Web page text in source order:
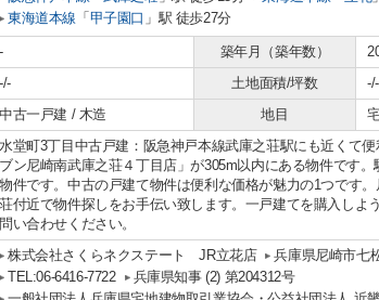
東海道本線 「 甲子園口 」駅 徒歩27分
- 築年月（築年数）
-/- 土地面積/坪数
-/-
中古一戸建 / 木造 地目
水堂町3丁目中古戸建：阪急神戸本線武庫之荘駅にも近くて
ブン尼崎南武庫之荘４丁目店」が305m以内にある物件です
物件です。中古の戸建て物件は便利な価格が魅力の1つです
荘付近で物件探しをお手伝い致します。一戸建てを購入しよ
問い合わせください。
株式会社さくらネクステート JR立花店
兵庫県尼崎市七
TEL:06-6416-7722
兵庫県知事 (2) 第204312号